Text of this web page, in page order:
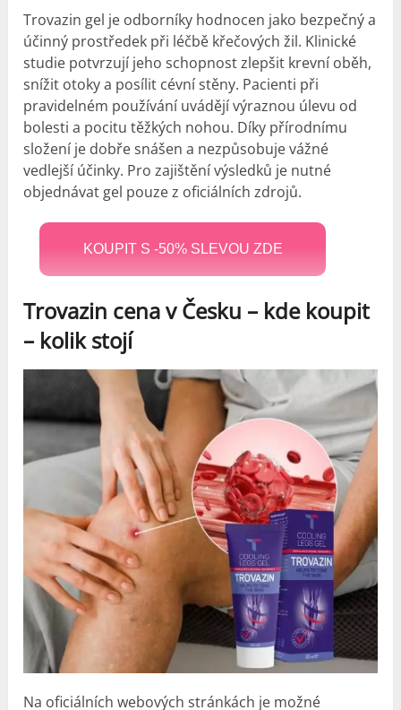
Trovazin gel je odborníky hodnocen jako bezpečný a
účinný prostředek při léčbě křečových žil. Klinické
studie potvrzují jeho schopnost zlepšit krevní oběh,
snížit otoky a posílit cévní stěny. Pacienti při
pravidelném používání uvádějí výraznou úlevu od
bolesti a pocitu těžkých nohou. Díky přírodnímu
složení je dobře snášen a nezpůsobuje vážné
vedlejší účinky. Pro zajištění výsledků je nutné
objednávat gel pouze z oficiálních zdrojů.
KOUPIT S -50% SLEVOU ZDE
Trovazin cena v Česku – kde koupit
– kolik stojí
Na oficiálních webových stránkách je možné